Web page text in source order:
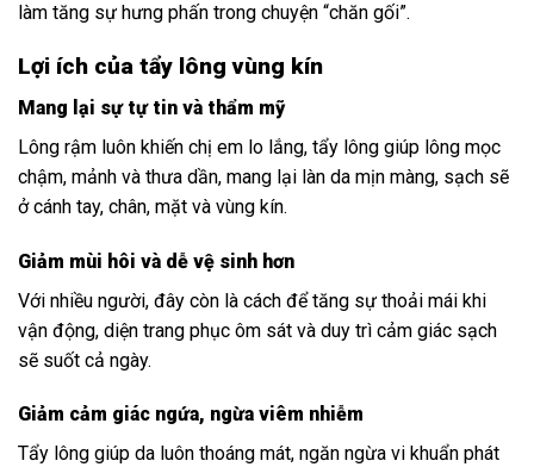
làm tăng sự hưng phấn trong chuyện “chăn gối”.
Lợi ích của tẩy lông vùng kín
Mang lại sự tự tin và thẩm mỹ
Lông rậm luôn khiến chị em lo lắng, tẩy lông giúp lông mọc
chậm, mảnh và thưa dần, mang lại làn da mịn màng, sạch sẽ
ở cánh tay, chân, mặt và vùng kín.
Giảm mùi hôi và dễ vệ sinh hơn
Với nhiều người, đây còn là cách để tăng sự thoải mái khi
vận động, diện trang phục ôm sát và duy trì cảm giác sạch
sẽ suốt cả ngày.
Giảm cảm giác ngứa, ngừa viêm nhiễm
Tẩy lông giúp da luôn thoáng mát, ngăn ngừa vi khuẩn phát